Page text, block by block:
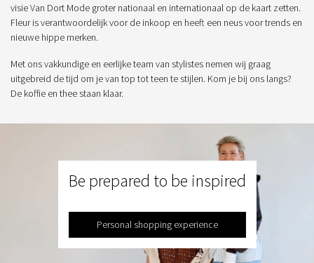
visie Van Dort Mode groter nationaal en internationaal op de kaart zetten.
Fleur is verantwoordelijk voor de inkoop en heeft een neus voor trends en
nieuwe hippe merken.
Met ons vakkundige en eerlijke team van stylistes nemen wij graag
uitgebreid de tijd om je van top tot teen te stijlen. Kom je bij ons langs?
De koffie en thee staan klaar.
Be prepared to be inspired
Personal shopping experience